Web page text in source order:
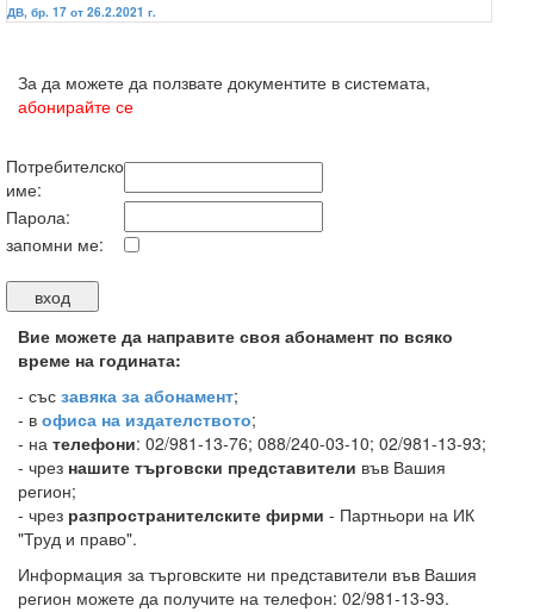
ДВ, бр. 17 от 26.2.2021 г.
За да можете да ползвате документите в системата,
абонирайте се
Потребителско
име:
Парола:
запомни ме:
Вие можете да направите своя абонамент по всяко
време на годината:
- със завяка за абонамент;
- в офиса на издателството;
- на телефони: 02/981-13-76; 088/240-03-10; 02/981-13-93;
- чрез нашите търговски представители във Вашия
регион;
- чрез разпространителските фирми - Партньори на ИК
"Труд и право".
Информация за търговските ни представители във Вашия
регион можете да получите на телефон: 02/981-13-93.